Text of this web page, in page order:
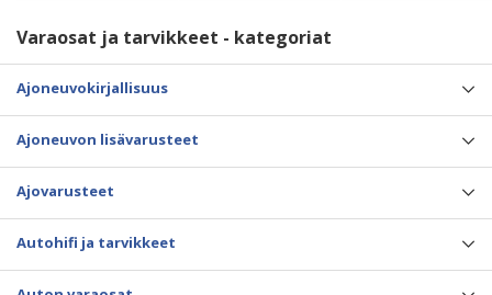
Varaosat ja tarvikkeet - kategoriat
Ajoneuvokirjallisuus
Ajoneuvon lisävarusteet
Ajovarusteet
Autohifi ja tarvikkeet